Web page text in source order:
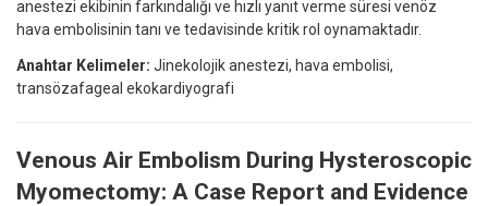
anestezi ekibinin farkındalığı ve hızlı yanıt verme süresi venöz
hava embolisinin tanı ve tedavisinde kritik rol oynamaktadır.
Anahtar Kelimeler: Jinekolojik anestezi, hava embolisi,
transözafageal ekokardiyografi
Venous Air Embolism During Hysteroscopic
Myomectomy: A Case Report and Evidence